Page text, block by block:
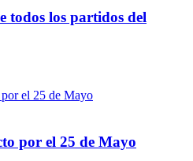
todos los partidos del
por el 25 de Mayo